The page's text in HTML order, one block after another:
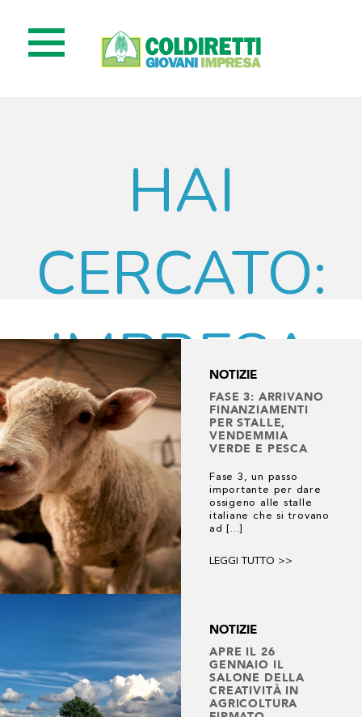
HAI
CERCATO:
IMPRESA
31 risultati
NOTIZIE
FASE 3: ARRIVANO
FINANZIAMENTI
PER STALLE,
VENDEMMIA
VERDE E PESCA
Fase 3, un passo
importante per dare
ossigeno alle stalle
italiane che si trovano
ad [...]
LEGGI TUTTO >>
NOTIZIE
APRE IL 26
GENNAIO IL
SALONE DELLA
CREATIVITÀ IN
AGRICOLTURA